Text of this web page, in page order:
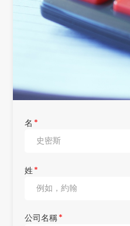
名 *
姓*
公司名稱*